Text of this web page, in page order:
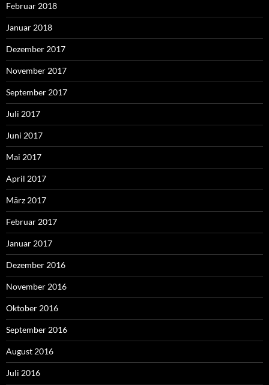
Februar 2018
Januar 2018
Dezember 2017
November 2017
September 2017
Juli 2017
Juni 2017
Mai 2017
April 2017
März 2017
Februar 2017
Januar 2017
Dezember 2016
November 2016
Oktober 2016
September 2016
August 2016
Juli 2016